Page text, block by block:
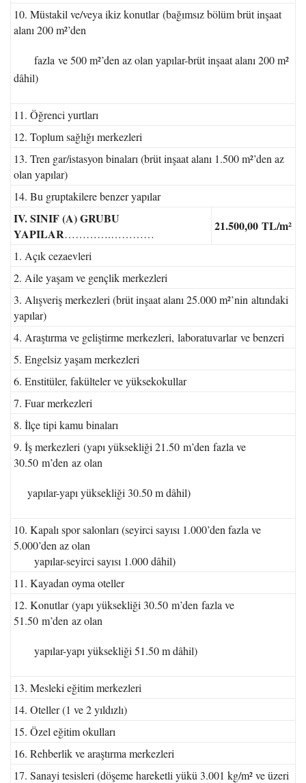
10. Müstakil ve/veya ikiz konutlar (bağımsız bölüm brüt inşaat
alanı 200 m²’den
fazla ve 500 m²’den az olan yapılar-brüt inşaat alanı 200 m²
dâhil)
11. Öğrenci yurtları
12. Toplum sağlığı merkezleri
13. Tren gar/istasyon binaları (brüt inşaat alanı 1.500 m²’den az
olan yapılar)
14. Bu gruptakilere benzer yapılar
IV. SINIF (A) GRUBU
YAPILAR………….…………
21.500,00 TL/m²
1. Açık cezaevleri
2. Aile yaşam ve gençlik merkezleri
3. Alışveriş merkezleri (brüt inşaat alanı 25.000 m²’nin altındaki
yapılar)
4. Araştırma ve geliştirme merkezleri, laboratuvarlar ve benzeri
5. Engelsiz yaşam merkezleri
6. Enstitüler, fakülteler ve yüksekokullar
7. Fuar merkezleri
8. İlçe tipi kamu binaları
9. İş merkezleri (yapı yüksekliği 21.50 m’den fazla ve
30.50 m’den az olan
yapılar-yapı yüksekliği 30.50 m dâhil)
10. Kapalı spor salonları (seyirci sayısı 1.000’den fazla ve
5.000’den az olan
yapılar-seyirci sayısı 1.000 dâhil)
11. Kayadan oyma oteller
12. Konutlar (yapı yüksekliği 30.50 m’den fazla ve
51.50 m’den az olan
yapılar-yapı yüksekliği 51.50 m dâhil)
13. Mesleki eğitim merkezleri
14. Oteller (1 ve 2 yıldızlı)
15. Özel eğitim okulları
16. Rehberlik ve araştırma merkezleri
17. Sanayi tesisleri (döşeme hareketli yükü 3.001 kg/m² ve üzeri